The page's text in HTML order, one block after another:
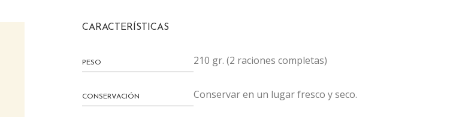
CARACTERÍSTICAS
PESO 210 gr. (2 raciones completas)
CONSERVACIÓN Conservar en un lugar fresco y seco.